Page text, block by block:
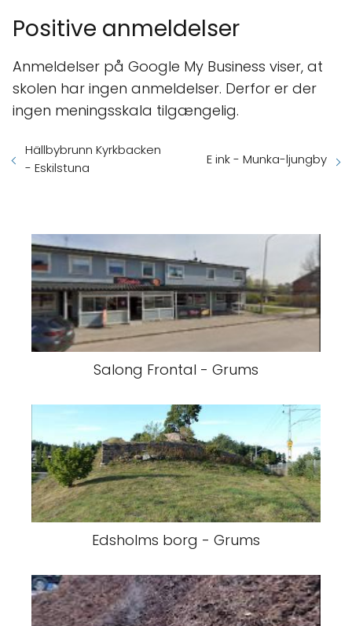
Positive anmeldelser
Anmeldelser på Google My Business viser, at
skolen har ingen anmeldelser. Derfor er der
ingen meningsskala tilgængelig.
Hällbybrunn Kyrkbacken
- Eskilstuna
E ink - Munka-ljungby
Salong Frontal - Grums
Edsholms borg - Grums